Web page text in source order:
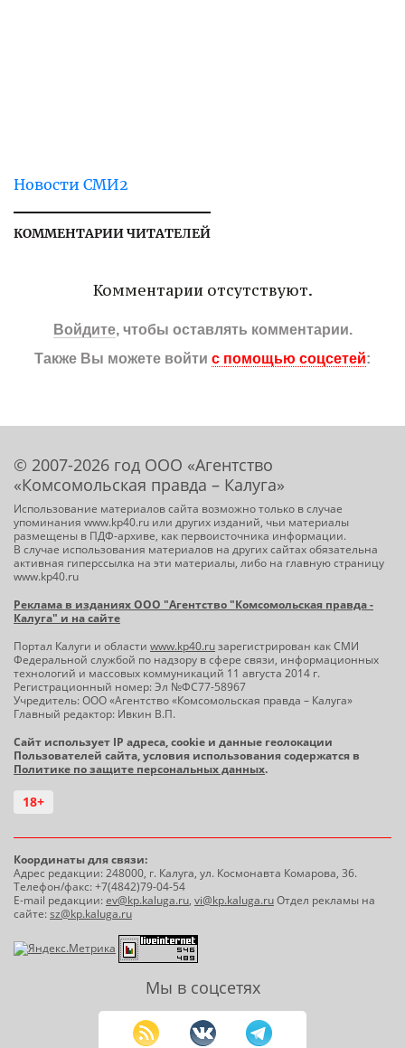
Новости СМИ2
КОММЕНТАРИИ ЧИТАТЕЛЕЙ
Комментарии отсутствуют.
Войдите, чтобы оставлять комментарии.
Также Вы можете войти с помощью соцсетей:
© 2007-2026 год ООО «Агентство
«Комсомольская правда – Калуга»
Использование материалов сайта возможно только в случае
упоминания www.kp40.ru или других изданий, чьи материалы
размещены в ПДФ-архиве, как первоисточника информации.
В случае использования материалов на других сайтах обязательна
активная гиперссылка на эти материалы, либо на главную страницу
www.kp40.ru
Реклама в изданиях ООО "Агентство "Комсомольская правда -
Калуга" и на сайте
Портал Калуги и области www.kp40.ruзарегистрирован как СМИ
Федеральной службой по надзору в сфере связи, информационных
технологий и массовых коммуникаций 11 августа 2014 г.
Регистрационный номер: Эл №ФС77-58967
Учредитель: ООО «Агентство «Комсомольская правда – Калуга»
Главный редактор: Ивкин В.П.
Сайт использует IP адреса, cookie и данные геолокации
Пользователей сайта, условия использования содержатся в
Политике по защите персональных данных.
18+
Координаты для связи:
Адрес редакции: 248000, г. Калуга, ул. Космонавта Комарова, 36.
Телефон/факс: +7(4842)79-04-54
E-mail редакции:ev@kp.kaluga.ru, vi@kp.kaluga.ruОтдел рекламы на
сайте:sz@kp.kaluga.ru
Мы в соцсетях